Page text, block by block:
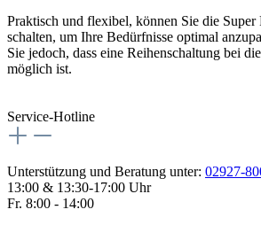
Praktisch und flexibel, können Sie die Super
schalten, um Ihre Bedürfnisse optimal
Sie jedoch, dass eine Reihenschaltung bei
möglich ist.
Service-Hotline
Unterstützung und Beratung unter: 02927-
13:00 & 13:30-17:00 Uhr
Fr. 8:00 - 14:00